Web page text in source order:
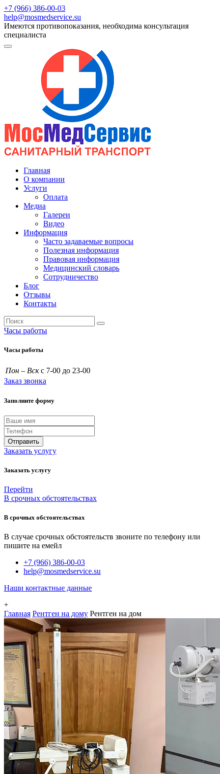
+7 (966) 386-00-03
help@mosmedservice.su
Имеются противопоказания, необходима консультация
специалиста
Главная
О компании
Услуги
Оплата
Медиа
Галереи
Видео
Информация
Часто задаваемые вопросы
Полезная информация
Правовая информация
Медицинский словарь
Сотрудничество
Блог
Отзывы
Контакты
Часы работы
Часы работы
Пон – Вск с 7-00 до 23-00
Заказ звонка
Заполните форму
Отправить
Заказать услугу
Заказать услугу
Перейти
В срочных обстоятельствах
В срочных обстоятельствах
В случае срочных обстоятельств звоните по телефону или
пишите на емейл
+7 (966) 386-00-03
help@mosmedservice.su
Наши контактные данные
+
Главная Рентген на дому Рентген на дом